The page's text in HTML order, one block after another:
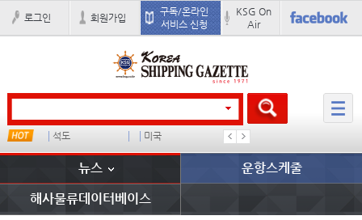
로그인 회원가입
구독/온라인
서비스 신청
KSG On
Air
석도 미국 컨테이너 임대사
뉴스 운항스케줄
해사물류데이터베이스